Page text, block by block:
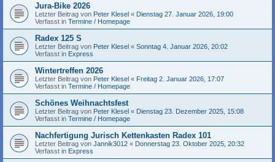
Jura-Bike 2026
Letzter Beitrag von Peter Klesel « Dienstag 27. Januar 2026, 19:00
Verfasst in Termine / Homepage
Radex 125 S
Letzter Beitrag von Peter Klesel « Sonntag 4. Januar 2026, 20:02
Verfasst in Express
Wintertreffen 2026
Letzter Beitrag von Peter Klesel « Freitag 2. Januar 2026, 17:07
Verfasst in Termine / Homepage
Schönes Weihnachtsfest
Letzter Beitrag von Peter Klesel « Dienstag 23. Dezember 2025, 15:08
Verfasst in Termine / Homepage
Nachfertigung Jurisch Kettenkasten Radex 101
Letzter Beitrag von Jannik3012 « Donnerstag 23. Oktober 2025, 20:32
Verfasst in Express